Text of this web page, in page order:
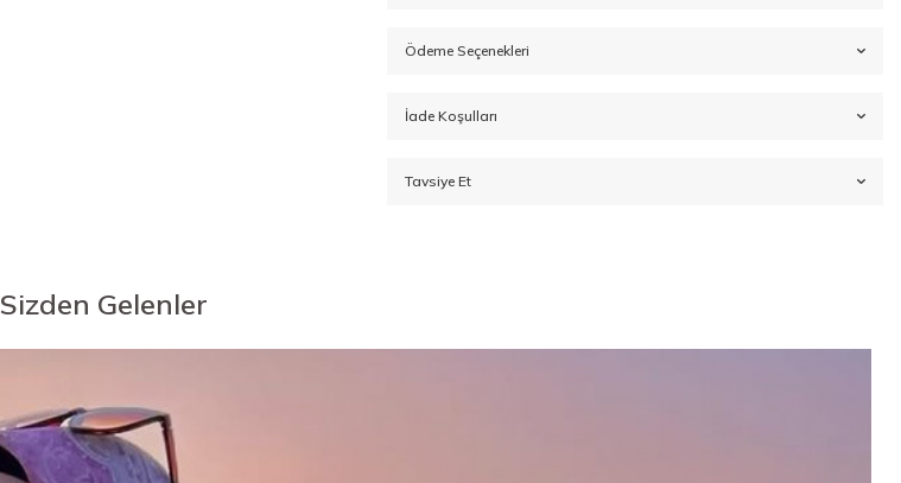
Ödeme Seçenekleri
İade Koşulları
Tavsiye Et
Sizden Gelenler